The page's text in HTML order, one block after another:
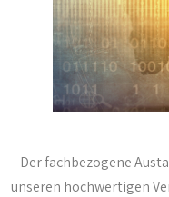
Der fachbezogene
unseren hochwertigen